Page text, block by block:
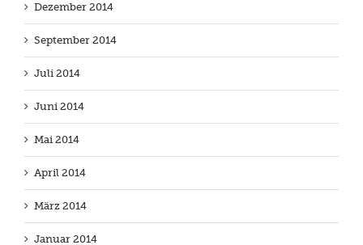
Dezember 2014
September 2014
Juli 2014
Juni 2014
Mai 2014
April 2014
März 2014
Januar 2014